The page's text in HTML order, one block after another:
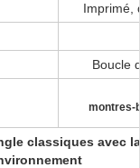
Imprimé,
Boucle
montres-
classiques avec